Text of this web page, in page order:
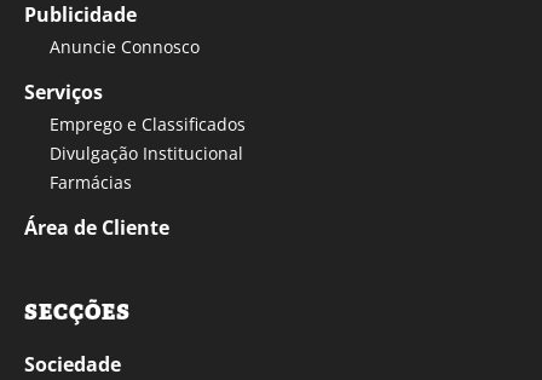
Publicidade
Anuncie Connosco
Serviços
Emprego e Classificados
Divulgação Institucional
Farmácias
Área de Cliente
SECÇÕES
Sociedade